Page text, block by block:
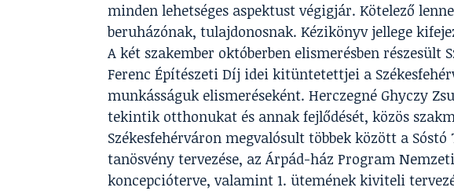
minden lehetséges aspektust végigjár. Kötelező
beruházónak, tulajdonosnak. Kézikönyv jellege
A két szakember októberben elismerésben részesült
Ferenc Építészeti Díj idei kitüntetettjei a
munkásságuk elismeréseként. Herczegné Ghyczy
tekintik otthonukat és annak fejlődését, közös
Székesfehérváron megvalósult többek között a
tanösvény tervezése, az Árpád-ház Program
koncepcióterve, valamint 1. ütemének kiviteli